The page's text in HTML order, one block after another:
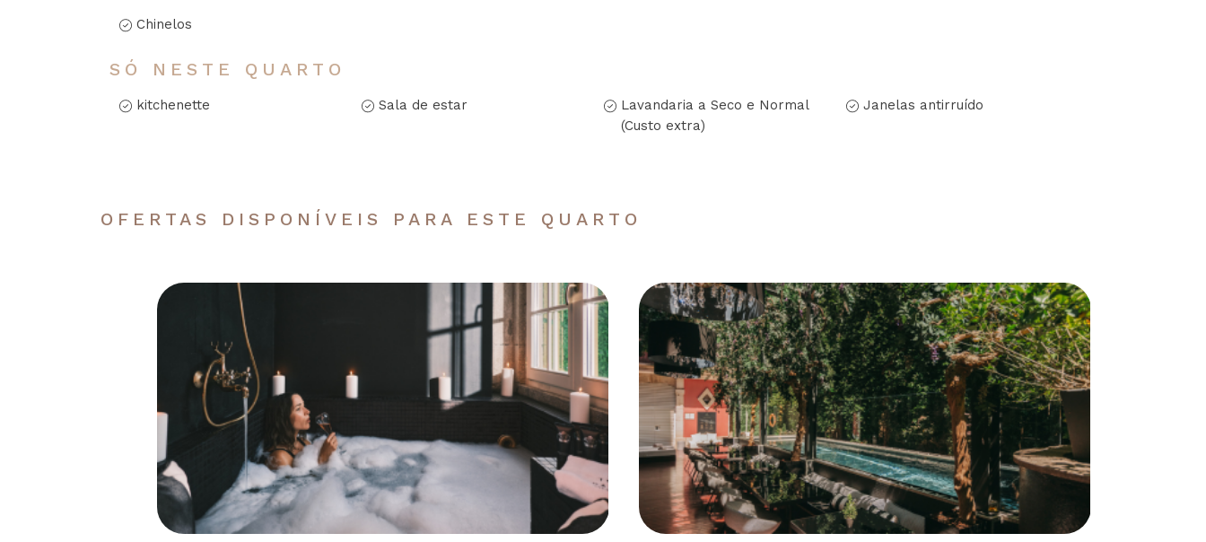
Chinelos
SÓ NESTE QUARTO
kitchenette Sala de estar
Lavandaria a Seco e Normal
(Custo extra)
Janelas antirruído
OFERTAS DISPONÍVEIS PARA ESTE QUARTO